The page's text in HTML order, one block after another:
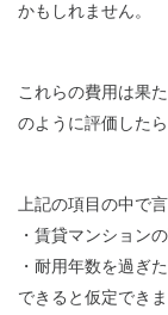
かもしれません。
これらの費用は果
のように評価した
上記の項目の中で
・賃貸マンション
・耐用年数を過ぎ
できると仮定でき